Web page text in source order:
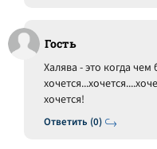
Гость
Ответить (0)
Халява - это когда
хочется!